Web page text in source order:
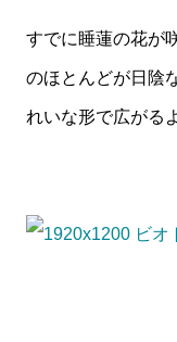
すでに睡蓮の花が
のほとんどが日陰
れいな形で広がる